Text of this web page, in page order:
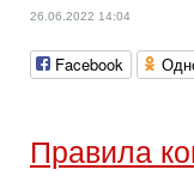
26.06.2022 14:04
Facebook
Правила